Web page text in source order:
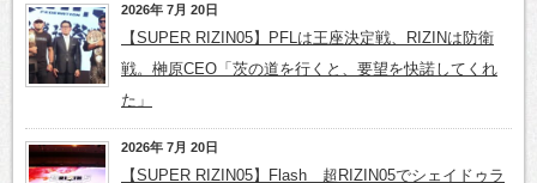
2026年 7月 20日
【SUPER RIZIN05】PFLは王座決定戦、RIZINは防衛
戦。榊原CEO「茨の道を行くと、要望を快諾してくれ
た」
2026年 7月 20日
【SUPER RIZIN05】Flash 超RIZIN05でシェイドゥラ